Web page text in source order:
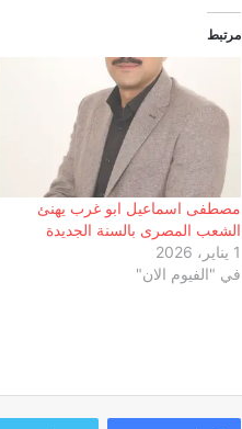
مرتبط
مصطفى اسماعيل ابو غرب يهنئ
الشعب المصرى بالسنة الجديدة
1 يناير، 2026
في "الفيوم الان"